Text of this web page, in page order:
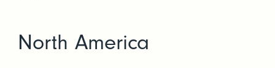
North America